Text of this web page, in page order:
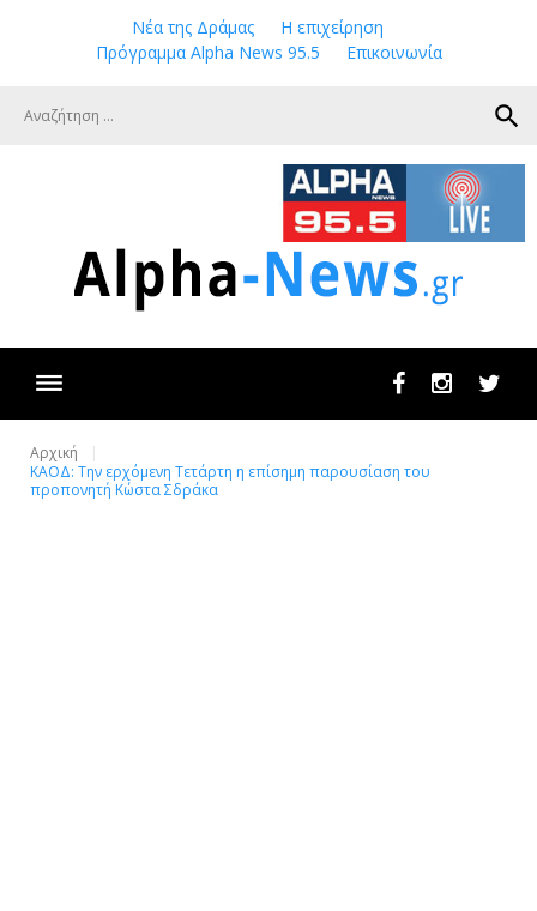
Νέα της Δράμας
Η επιχείρηση
Πρόγραμμα Alpha News 95.5
Επικοινωνία
search
FacebookInstagram
Αρχική
ΚΑΟΔ: Την ερχόμενη Τετάρτη η επίσημη παρουσίαση του
προπονητή Κώστα Σδράκα